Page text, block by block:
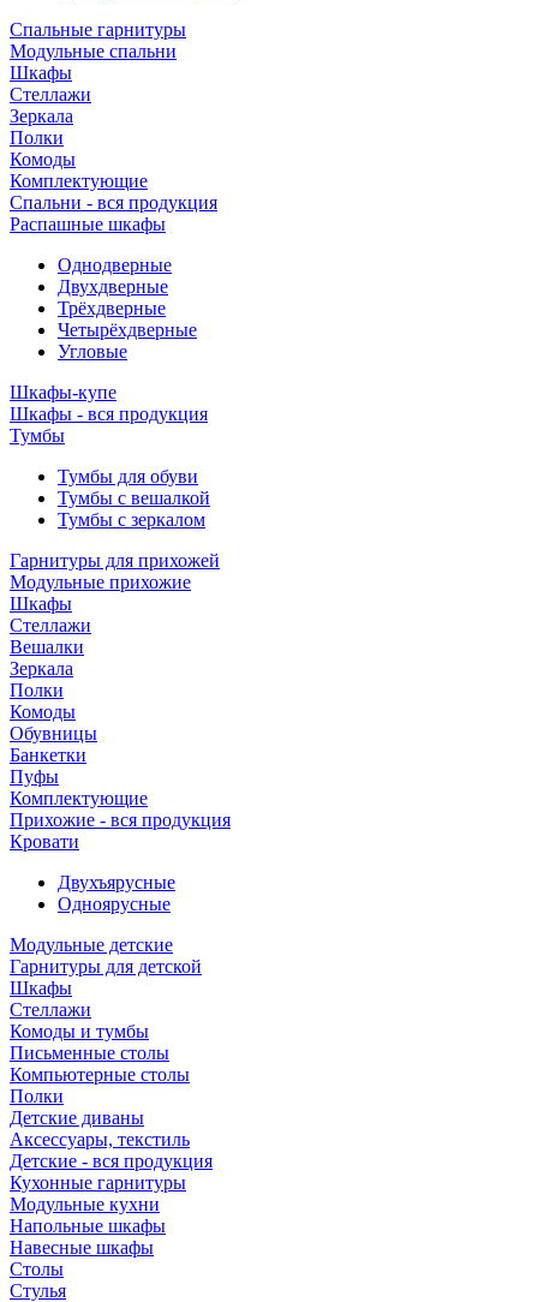
Спальные гарнитуры
Модульные спальни
Шкафы
Стеллажи
Зеркала
Полки
Комоды
Комплектующие
Спальни - вся продукция
Распашные шкафы
Однодверные
Двухдверные
Трёхдверные
Четырёхдверные
Угловые
Шкафы-купе
Шкафы - вся продукция
Тумбы
Тумбы для обуви
Тумбы с вешалкой
Тумбы с зеркалом
Гарнитуры для прихожей
Модульные прихожие
Шкафы
Стеллажи
Вешалки
Зеркала
Полки
Комоды
Обувницы
Банкетки
Пуфы
Комплектующие
Прихожие - вся продукция
Кровати
Двухъярусные
Одноярусные
Модульные детские
Гарнитуры для детской
Шкафы
Стеллажи
Комоды и тумбы
Письменные столы
Компьютерные столы
Полки
Детские диваны
Аксессуары, текстиль
Детские - вся продукция
Кухонные гарнитуры
Модульные кухни
Напольные шкафы
Навесные шкафы
Столы
Стулья